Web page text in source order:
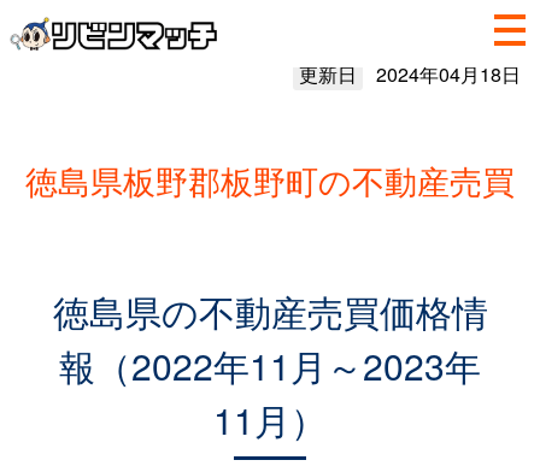
更新日 2024年04月18日
徳島県板野郡板野町の不動産売買
徳島県の不動産売買価格情
報（2022年11月～2023年
11月）